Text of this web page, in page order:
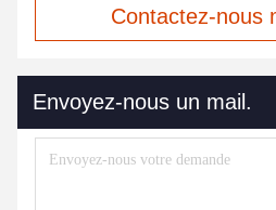
Contactez-nous
Envoyez-nous un mail.